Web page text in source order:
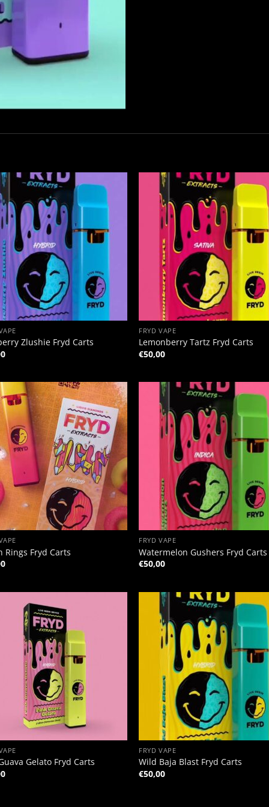
Zlushie Fryd Carts
FRYD VAPE
Lemonberry Tartz Fryd Carts
€50,00
Rings Fryd Carts
FRYD VAPE
Watermelon Gushers Fryd Carts
€50,00
Gelato Fryd Carts
FRYD VAPE
Wild Baja Blast Fryd Carts
€50,00